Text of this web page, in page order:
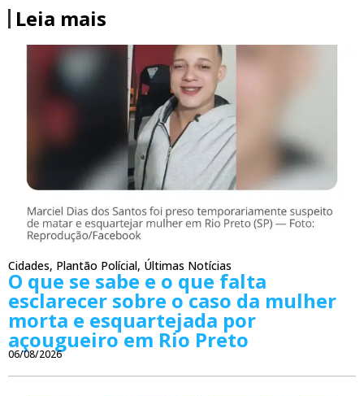
Leia mais
Cidades, Plantão Polícial, Últimas Notícias
O que se sabe e o que falta
esclarecer sobre o caso da mulher
morta e esquartejada por
açougueiro em Rio Preto
06/08/2026